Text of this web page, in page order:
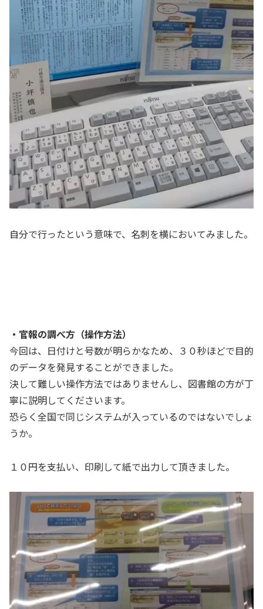
自分で行ったという意味で、名刺を横においてみました。
・官報の調べ方（操作方法）
今回は、日付けと号数が明らかなため、３０秒ほどで目的
のデータを発見することができました。
決して難しい操作方法ではありませんし、図書館の方が丁
寧に説明してくださいます。
恐らく全国で同じシステムが入っているのではないでしょ
うか。
１０円を支払い、印刷して紙で出力して頂きました。